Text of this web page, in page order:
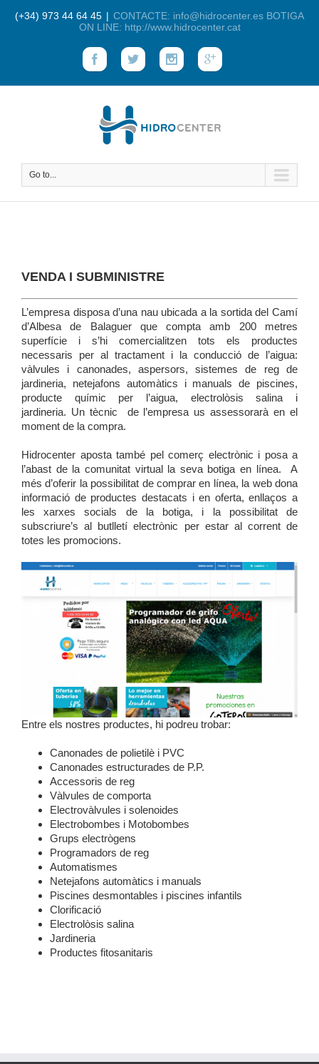
(+34) 973 44 64 45 | CONTACTE: info@hidrocenter.es BOTIGA
ON LINE: http://www.hidrocenter.cat
Go to...
VENDA I SUBMINISTRE
L’empresa disposa d’una nau ubicada a la sortida del Camí
d’Albesa de Balaguer que compta amb 200 metres
superfície i s’hi comercialitzen tots els productes
necessaris per al tractament i la conducció de l’aigua:
vàlvules i canonades, aspersors, sistemes de reg de
jardineria, netejafons automàtics i manuals de piscines,
producte químic per l’aigua, electrolòsis salina i
jardineria. Un tècnic de l’empresa us assessorarà en el
moment de la compra.
Hidrocenter aposta també pel comerç electrònic i posa a
l’abast de la comunitat virtual la seva botiga en línea. A
més d’oferir la possibilitat de comprar en línea, la web dona
informació de productes destacats i en oferta, enllaços a
les xarxes socials de la botiga, i la possibilitat de
subscriure’s al butlletí electrònic per estar al corrent de
totes les promocions.
Entre els nostres productes, hi podreu trobar:
Canonades de polietilè i PVC
Canonades estructurades de P.P.
Accessoris de reg
Vàlvules de comporta
Electrovàlvules i solenoides
Electrobombes i Motobombes
Grups electrògens
Programadors de reg
Automatismes
Netejafons automàtics i manuals
Piscines desmontables i piscines infantils
Clorificació
Electrolòsis salina
Jardineria
Productes fitosanitaris